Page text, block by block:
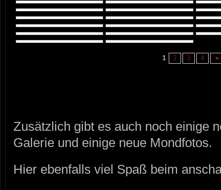
1 2 3 4 ►
Zusätzlich gibt es auch noch einige
Galerie und einige neue Mondfotos.
Hier ebenfalls viel Spaß beim